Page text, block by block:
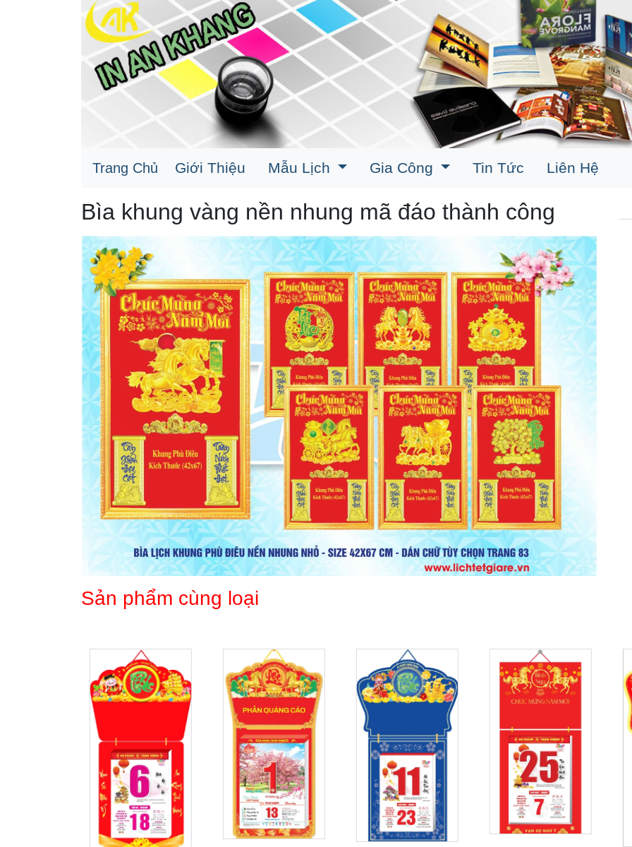
Trang Chủ Giới Thiệu Mẫu Lịch Gia Công Tin Tức Liên Hệ
Bìa khung vàng nền nhung mã đáo thành công
Sản phẩm cùng loại